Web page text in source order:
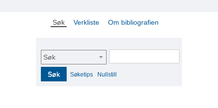
Søk Verkliste Om bibliografien
Søk
Søk Søketips Nullstill